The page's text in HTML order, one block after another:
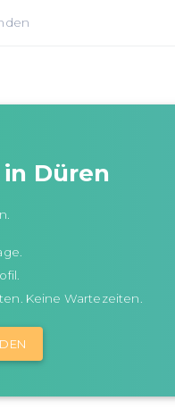
Düren
Keine Wartezeiten.